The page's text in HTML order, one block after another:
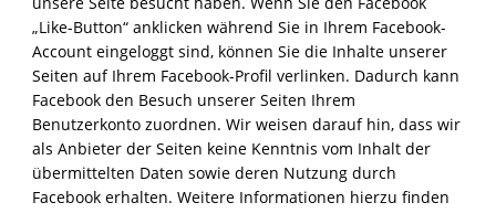
„Like-Button“ anklicken während Sie in Ihrem Facebook-
Account eingeloggt sind, können Sie die Inhalte unserer
Seiten auf Ihrem Facebook-Profil verlinken. Dadurch kann
Facebook den Besuch unserer Seiten Ihrem
Benutzerkonto zuordnen. Wir weisen darauf hin, dass wir
als Anbieter der Seiten keine Kenntnis vom Inhalt der
übermittelten Daten sowie deren Nutzung durch
Facebook erhalten. Weitere Informationen hierzu finden